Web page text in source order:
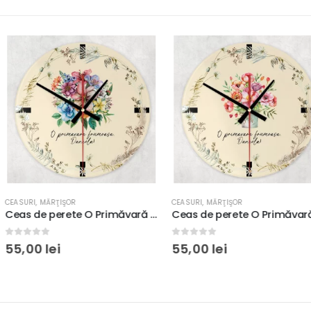
Ceas de perete O Primăvară Frumoasă #4, personalizat cu nume, diametru 20cm, Sticlă sau MDF Ceas de perete O Primăvară Frumoasă, personalizat cu nume, diametru 20cm, Sticlă sau MDF